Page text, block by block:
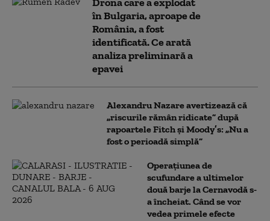
în Bulgaria, aproape de
România, a fost
identificată. Ce arată
analiza preliminară a
epavei
Alexandru Nazare avertizează că
„riscurile rămân ridicate” după
rapoartele Fitch și Moody’s: „Nu a
fost o perioadă simplă”
Operațiunea de
scufundare a ultimelor
două barje la Cernavodă s-
a încheiat. Când se vor
vedea primele efecte